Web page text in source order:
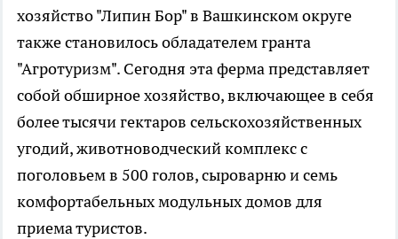
хозяйство "Липин Бор" в Вашкинском округе
также становилось обладателем гранта
"Агротуризм". Сегодня эта ферма представляет
собой обширное хозяйство, включающее в себя
более тысячи гектаров сельскохозяйственных
угодий, животноводческий комплекс с
поголовьем в 500 голов, сыроварню и семь
комфортабельных модульных домов для
приема туристов.